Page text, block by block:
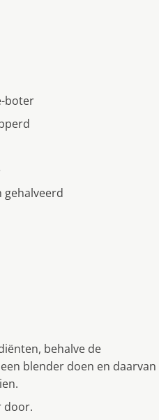
boter
gehalveerd
behalve de
blender doen en daarvan
door.